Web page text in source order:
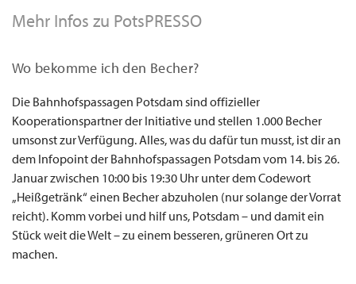
Mehr Infos zu PotsPRESSO
Wo bekomme ich den Becher?
Die Bahnhofspassagen Potsdam sind offizieller
Kooperationspartner der Initiative und stellen 1.000 Becher
umsonst zur Verfügung. Alles, was du dafür tun musst, ist dir an
dem Infopoint der Bahnhofspassagen Potsdam vom 14. bis 26.
Januar zwischen 10:00 bis 19:30 Uhr unter dem Codewort
„Heißgetränk“ einen Becher abzuholen (nur solange der Vorrat
reicht). Komm vorbei und hilf uns, Potsdam – und damit ein
Stück weit die Welt – zu einem besseren, grüneren Ort zu
machen.